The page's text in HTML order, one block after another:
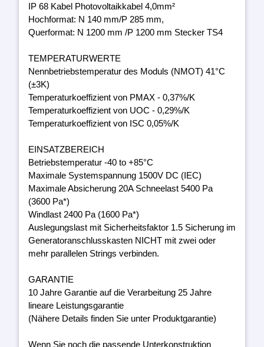
IP 68 Kabel Photovoltaikkabel 4,0mm²
Hochformat: N 140 mm/P 285 mm,
Querformat: N 1200 mm /P 1200 mm Stecker TS4
TEMPERATURWERTE
Nennbetriebstemperatur des Moduls (NMOT) 41°C
(±3K)
Temperaturkoeffizient von PMAX - 0,37%/K
Temperaturkoeffizient von UOC - 0,29%/K
Temperaturkoeffizient von ISC 0,05%/K
EINSATZBEREICH
Betriebstemperatur -40 to +85°C
Maximale Systemspannung 1500V DC (IEC)
Maximale Absicherung 20A Schneelast 5400 Pa
(3600 Pa*)
Windlast 2400 Pa (1600 Pa*)
Auslegungslast mit Sicherheitsfaktor 1.5 Sicherung im
Generatoranschlusskasten NICHT mit zwei oder
mehr parallelen Strings verbinden.
GARANTIE
10 Jahre Garantie auf die Verarbeitung 25 Jahre
lineare Leistungsgarantie
(Nähere Details finden Sie unter Produktgarantie)
Wenn Sie noch die passende Unterkonstruktion